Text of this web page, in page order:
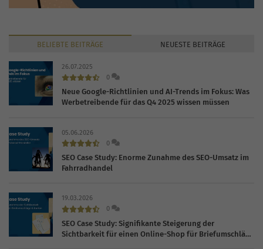
BELIEBTE BEITRÄGE NEUESTE BEITRÄGE
26.07.2025
0
Neue Google-Richtlinien und AI-Trends im Fokus: Was
Werbetreibende für das Q4 2025 wissen müssen
05.06.2026
0
SEO Case Study: Enorme Zunahme des SEO-Umsatz im
Fahrradhandel
19.03.2026
0
SEO Case Study: Signifikante Steigerung der
Sichtbarkeit für einen Online-Shop für Briefumschläge